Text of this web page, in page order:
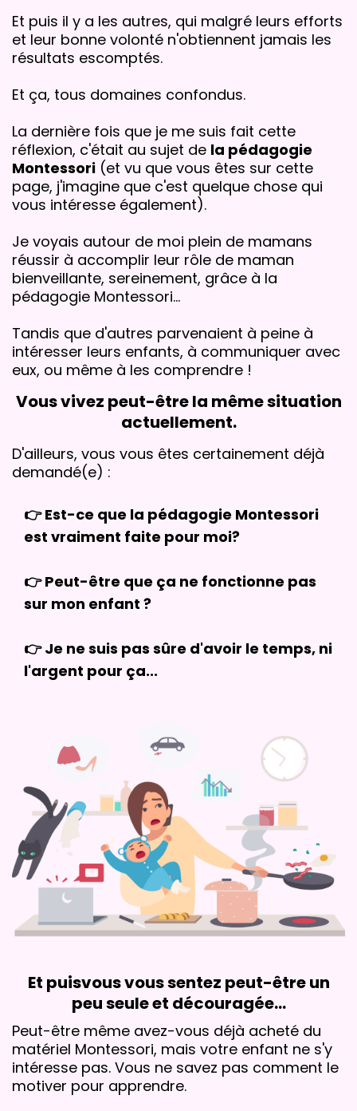
Et puis il y a les autres, qui malgré leurs efforts
et leur bonne volonté n'obtiennent jamais les
résultats escomptés.
Et ça, tous domaines confondus.
La dernière fois que je me suis fait cette
réflexion, c'était au sujet de la pédagogie
Montessori (et vu que vous êtes sur cette
page, j'imagine que c'est quelque chose qui
vous intéresse également).
Je voyais autour de moi plein de mamans
réussir à accomplir leur rôle de maman
bienveillante, sereinement, grâce à la
pédagogie Montessori...
Tandis que d'autres parvenaient à peine à
intéresser leurs enfants, à communiquer avec
eux, ou même à les comprendre !
Vous vivez peut-être la même situation
actuellement.
D'ailleurs, vous vous êtes certainement déjà
demandé(e) :
👉 Est-ce que la pédagogie Montessori
est vraiment faite pour moi?
👉 Peut-être que ça ne fonctionne pas
sur mon enfant ?
👉 Je ne suis pas sûre d'avoir le temps, ni
l'argent pour ça...
Et puisvous vous sentez peut-être un
peu seule et découragée...
Peut-être même avez-vous déjà acheté du
matériel Montessori, mais votre enfant ne s'y
intéresse pas. Vous ne savez pas comment le
motiver pour apprendre.